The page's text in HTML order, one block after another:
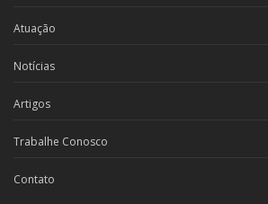
Atuação
Notícias
Artigos
Trabalhe Conosco
Contato